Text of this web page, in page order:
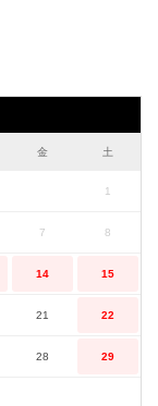
金 土
1
7 8
14 15
21 22
28 29